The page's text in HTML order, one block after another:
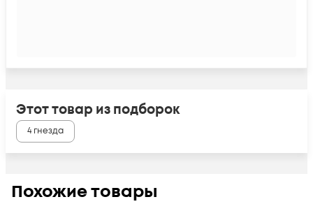
Этот товар из подборок
4 гнезда
Похожие товары